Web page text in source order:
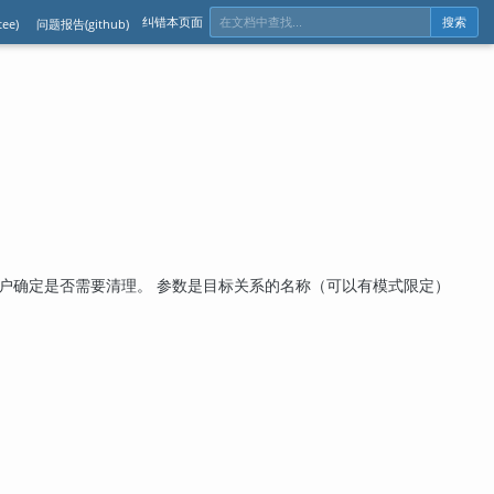
问题报告(github) 纠错本页面 搜索
定是否需要清理。 参数是目标关系的名称（可以有模式限定）